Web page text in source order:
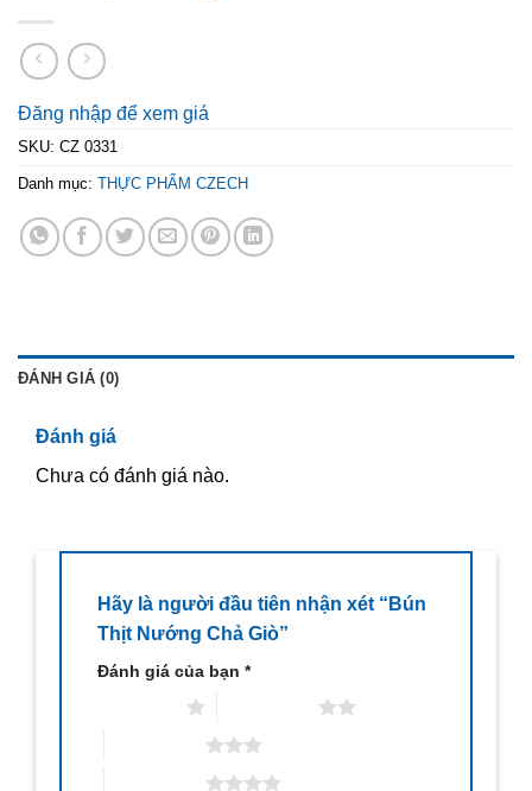
Đăng nhập để xem giá
SKU: CZ 0331
Danh mục: THỰC PHẨM CZECH
ĐÁNH GIÁ (0)
Đánh giá
Chưa có đánh giá nào.
Hãy là người đầu tiên nhận xét “Bún
Thịt Nướng Chả Giò”
Đánh giá của bạn *